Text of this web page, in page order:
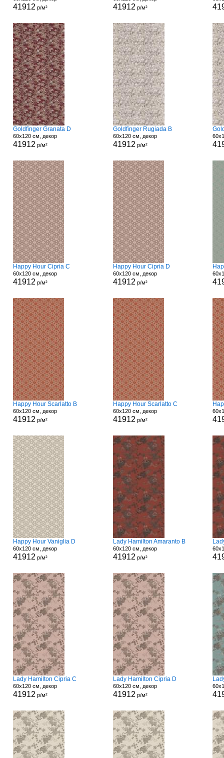
41912 р/м² 41912 р/м²
Goldfinger Granata D
60x120 см, декор
41912 р/м²
Goldfinger Rugiada B
60x120 см, декор
41912 р/м²
Happy Hour Cipria C
60x120 см, декор
41912 р/м²
Happy Hour Cipria D
60x120 см, декор
41912 р/м²
Happy Hour Scarlatto B
60x120 см, декор
41912 р/м²
Happy Hour Scarlatto C
60x120 см, декор
41912 р/м²
Happy Hour Vaniglia D
60x120 см, декор
41912 р/м²
Lady Hamilton Amaranto B
60x120 см, декор
41912 р/м²
Lady Hamilton Cipria C
60x120 см, декор
41912 р/м²
Lady Hamilton Cipria D
60x120 см, декор
41912 р/м²